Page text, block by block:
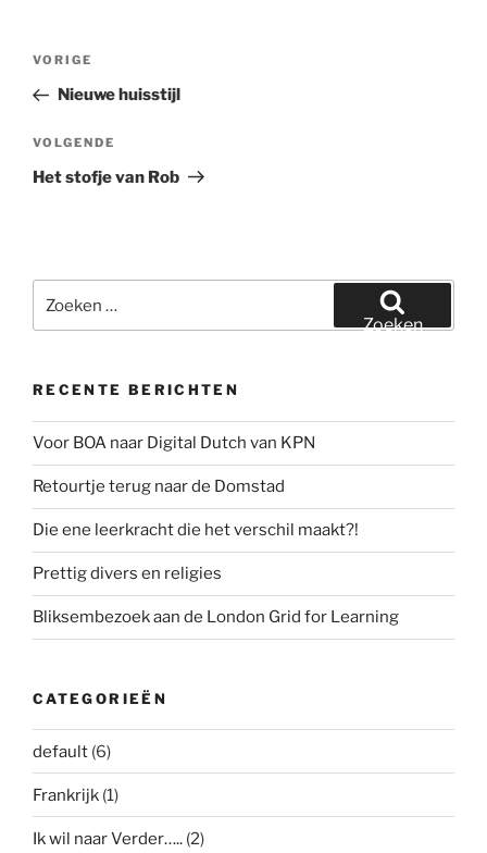
Bericht
Vorig
bericht
VORIGE
Nieuwe huisstijl
Volgend
bericht
VOLGENDE
Het stofje van Rob
naar:
Zoeken
RECENTE BERICHTEN
Voor BOA naar Digital Dutch van KPN
Retourtje terug naar de Domstad
Die ene leerkracht die het verschil maakt?!
Prettig divers en religies
Bliksembezoek aan de London Grid for Learning
CATEGORIEËN
default (6)
Frankrijk (1)
Ik wil naar Verder….. (2)